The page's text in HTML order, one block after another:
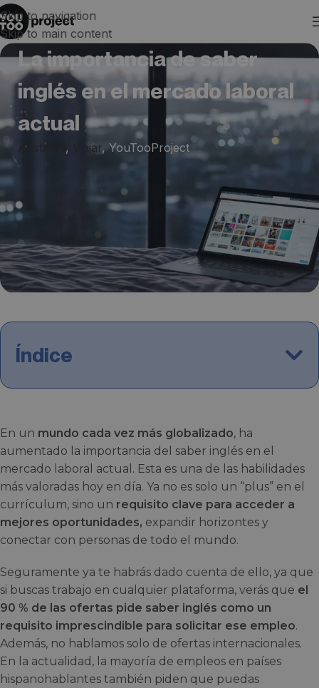
Skip to navigation
Skip to main content
La importancia de saber
inglés en el mercado laboral
actual
Australia , Viajar, YouTooProject
Índice
En un mundo cada vez más globalizado, ha
aumentado la importancia del saber inglés en el
mercado laboral actual. Esta es una de las habilidades
más valoradas hoy en día. Ya no es solo un “plus” en el
currículum, sino un requisito clave para acceder a
mejores oportunidades, expandir horizontes y
conectar con personas de todo el mundo.
Seguramente ya te habrás dado cuenta de ello, ya que
si buscas trabajo en cualquier plataforma, verás que el
90 % de las ofertas pide saber inglés como un
requisito imprescindible para solicitar ese empleo.
Además, no hablamos solo de ofertas internacionales.
En la actualidad, la mayoría de empleos en países
hispanohablantes también piden que puedas